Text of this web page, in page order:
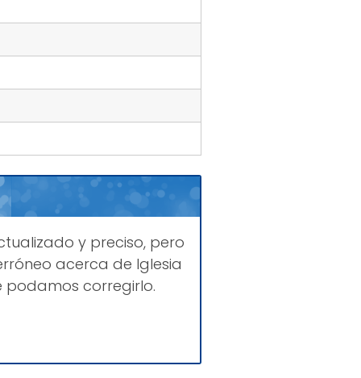
y preciso, pero
acerca de Iglesia
podamos corregirlo.